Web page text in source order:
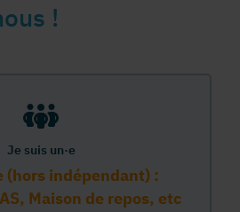
!
Je suis un·e
(hors indépendant) :
Maison de repos, etc